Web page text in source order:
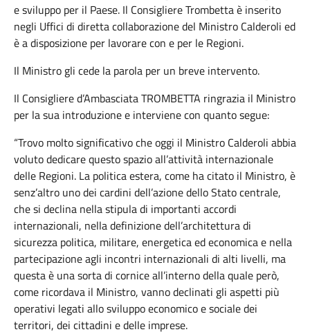
e sviluppo per il Paese. Il Consigliere Trombetta è inserito
negli Uffici di diretta collaborazione del Ministro Calderoli ed
è a disposizione per lavorare con e per le Regioni.
Il Ministro gli cede la parola per un breve intervento.
Il Consigliere d’Ambasciata TROMBETTA ringrazia il Ministro
per la sua introduzione e interviene con quanto segue:
“Trovo molto significativo che oggi il Ministro Calderoli abbia
voluto dedicare questo spazio all’attività internazionale
delle Regioni. La politica estera, come ha citato il Ministro, è
senz’altro uno dei cardini dell’azione dello Stato centrale,
che si declina nella stipula di importanti accordi
internazionali, nella definizione dell’architettura di
sicurezza politica, militare, energetica ed economica e nella
partecipazione agli incontri internazionali di alti livelli, ma
questa è una sorta di cornice all’interno della quale però,
come ricordava il Ministro, vanno declinati gli aspetti più
operativi legati allo sviluppo economico e sociale dei
territori, dei cittadini e delle imprese.